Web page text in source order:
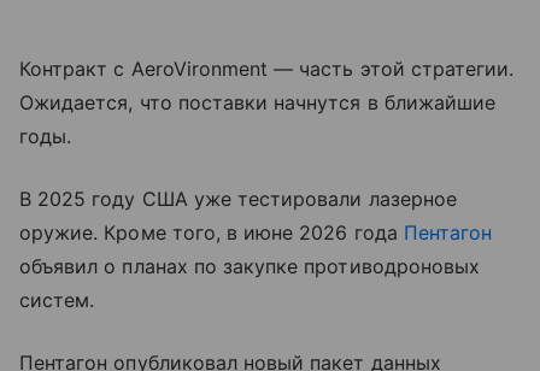
Контракт с AeroVironment — часть этой стратегии.
Ожидается, что поставки начнутся в ближайшие
годы.
В 2025 году США уже тестировали лазерное
оружие. Кроме того, в июне 2026 года Пентагон
объявил о планах по закупке противодроновых
систем.
Пентагон опубликовал новый пакет данных